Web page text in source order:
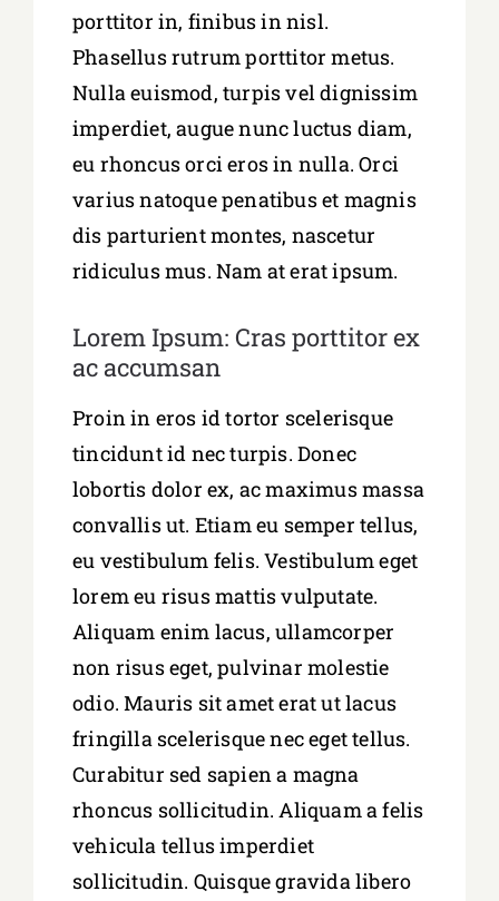
porttitor in, finibus in nisl.
Phasellus rutrum porttitor metus.
Nulla euismod, turpis vel dignissim
imperdiet, augue nunc luctus diam,
eu rhoncus orci eros in nulla. Orci
varius natoque penatibus et magnis
dis parturient montes, nascetur
ridiculus mus. Nam at erat ipsum.
Lorem Ipsum: Cras porttitor ex
ac accumsan
Proin in eros id tortor scelerisque
tincidunt id nec turpis. Donec
lobortis dolor ex, ac maximus massa
convallis ut. Etiam eu semper tellus,
eu vestibulum felis. Vestibulum eget
lorem eu risus mattis vulputate.
Aliquam enim lacus, ullamcorper
non risus eget, pulvinar molestie
odio. Mauris sit amet erat ut lacus
fringilla scelerisque nec eget tellus.
Curabitur sed sapien a magna
rhoncus sollicitudin. Aliquam a felis
vehicula tellus imperdiet
sollicitudin. Quisque gravida libero